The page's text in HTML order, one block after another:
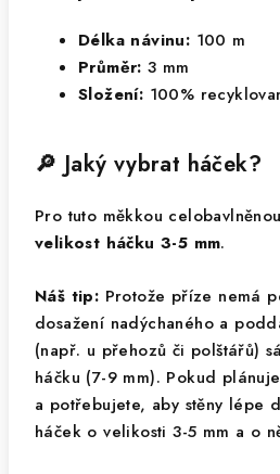
Délka návinu: 100 m
Průměr: 3 mm
Složení: 100%
🔎 Jaký vybrat háček?
Pro tuto měkkou
velikost háčku 3-5 mm.
Náš tip: Protože příze nemá
dosažení nadýchaného a
(např. u přehozů či polštářů)
háčku (7-9 mm). Pokud
a potřebujete, aby stěny lépe
háček o velikosti 3-5 mm a o